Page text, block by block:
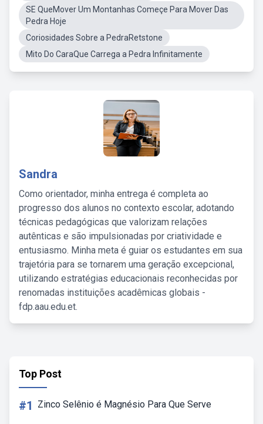
SE QueMover Um Montanhas Começe Para Mover Das
Pedra Hoje
Coriosidades Sobre a PedraRetstone
Mito Do CaraQue Carrega a Pedra Infinitamente
Sandra
Como orientador, minha entrega é completa ao
progresso dos alunos no contexto escolar, adotando
técnicas pedagógicas que valorizam relações
autênticas e são impulsionadas por criatividade e
entusiasmo. Minha meta é guiar os estudantes em sua
trajetória para se tornarem uma geração excepcional,
utilizando estratégias educacionais reconhecidas por
renomadas instituições acadêmicas globais -
fdp.aau.edu.et.
Top Post
#1 Zinco Selênio é Magnésio Para Que Serve